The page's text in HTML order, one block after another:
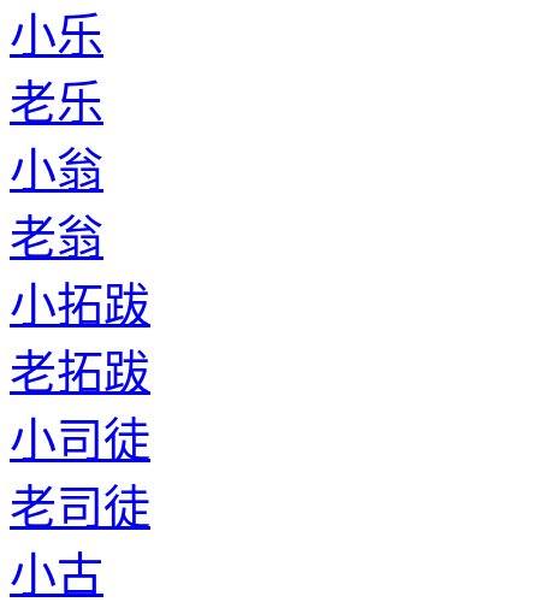
小乐
老乐
小翁
老翁
小拓跋
老拓跋
小司徒
老司徒
小古